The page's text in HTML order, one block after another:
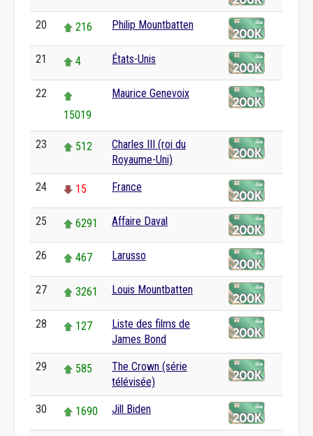
20 216 Philip Mountbatten
21 4 États-Unis
22
15019
Maurice Genevoix
23 512
Charles III (roi du
Royaume-Uni)
24 15 France
25 6291 Affaire Daval
26 467 Larusso
27 3261 Louis Mountbatten
28 127
Liste des films de
James Bond
29 585
The Crown (série
télévisée)
30 1690 Jill Biden